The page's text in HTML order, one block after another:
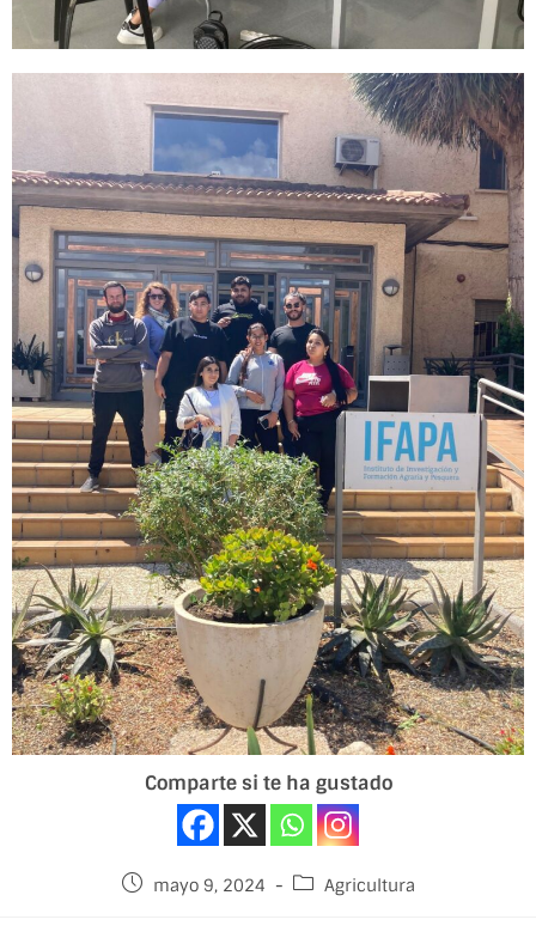
Comparte si te ha gustado
mayo 9, 2024 Agricultura